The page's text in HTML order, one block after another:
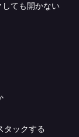
しても開かない
タックする